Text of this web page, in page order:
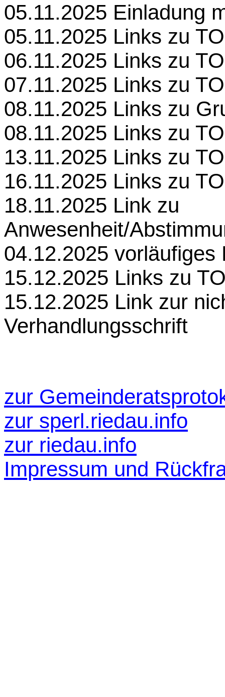
05.11.2025 Einladung
05.11.2025 Links zu
06.11.2025 Links zu
07.11.2025 Links zu
08.11.2025 Links zu
08.11.2025 Links zu
13.11.2025 Links zu
16.11.2025 Links zu
18.11.2025 Link zu
Anwesenheit/
04.12.2025
15.12.2025 Links zu
15.12.2025 Link zur
Verhandlungsschrift
zur
zur sperl.riedau.info
zur riedau.info
Impressum und